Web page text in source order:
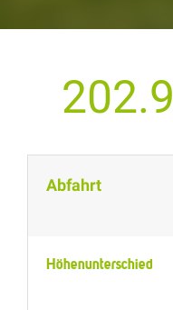
202.9
Abfahrt
Höhenunterschied